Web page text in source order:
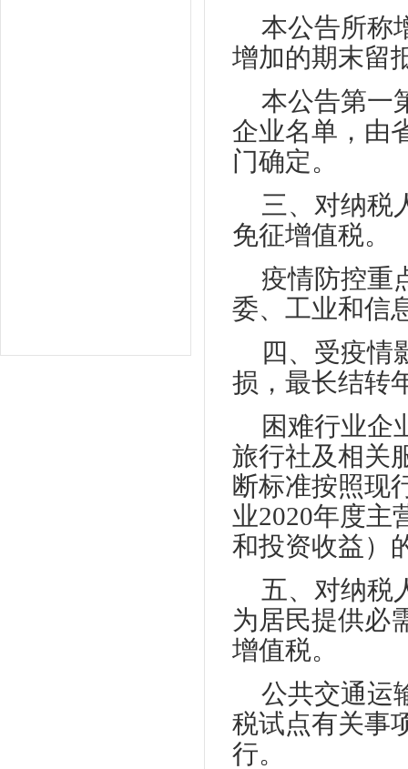
本公告所称
增加的期末留
本公告第一
企业名单，由
门确定。
三、对纳税
免征增值税。
疫情防控重
委、工业和信
四、受疫情
损，最长结转
困难行业企
旅行社及相关
断标准按照现
业2020年度主
和投资收益）
五、对纳税
为居民提供必
增值税。
公共交通运
税试点有关事
行。